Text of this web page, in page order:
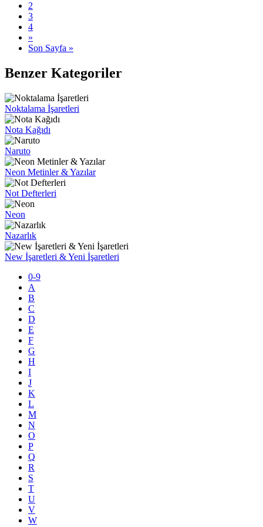
2
3
4
»
Son Sayfa »
Benzer Kategoriler
Noktalama İşaretleri
Nota Kağıdı
Naruto
Neon Metinler & Yazılar
Not Defterleri
Neon
Nazarlık
New İşaretleri & Yeni İşaretleri
0-9
A
B
C
D
E
F
G
H
I
J
K
L
M
N
O
P
Q
R
S
T
U
V
W